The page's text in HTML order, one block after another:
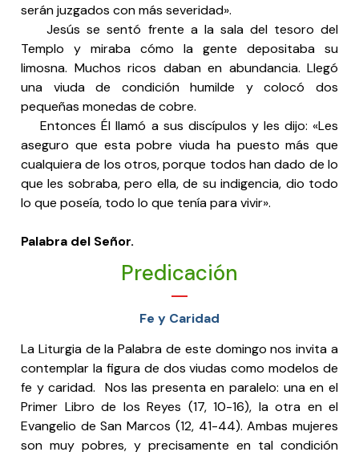
serán juzgados con más severidad».
Jesús se sentó frente a la sala del tesoro del
Templo y miraba cómo la gente depositaba su
limosna. Muchos ricos daban en abundancia. Llegó
una viuda de condición humilde y colocó dos
pequeñas monedas de cobre.
Entonces Él llamó a sus discípulos y les dijo: «Les
aseguro que esta pobre viuda ha puesto más que
cualquiera de los otros, porque todos han dado de lo
que les sobraba, pero ella, de su indigencia, dio todo
lo que poseía, todo lo que tenía para vivir».
Palabra del Señor.
Predicación
Fe y Caridad
La Liturgia de la Palabra de este domingo nos invita a
contemplar la figura de dos viudas como modelos de
fe y caridad. Nos las presenta en paralelo: una en el
Primer Libro de los Reyes (17, 10-16), la otra en el
Evangelio de San Marcos (12, 41-44). Ambas mujeres
son muy pobres, y precisamente en tal condición